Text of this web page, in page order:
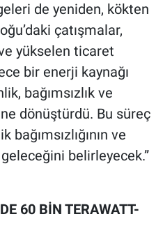
de yeniden, kökten
çatışmalar,
yükselen ticaret
bir enerji kaynağı
bağımsızlık ve
dönüştürdü. Bu süreç
ve
belirleyecek.”
60 BİN TERAWATT-